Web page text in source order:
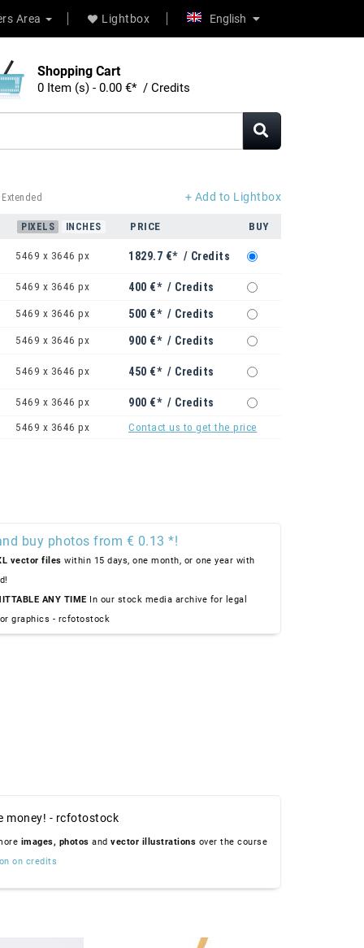
Area Lightbox English
Shopping Cart
0 Item (s) - 0.00 €* / Credits
+ Add to Lightbox
PIXELS INCHES PRICE BUY
5469 x 3646 px 1829.7 €* / Credits
5469 x 3646 px 400 €* / Credits
5469 x 3646 px 500 €* / Credits
5469 x 3646 px 900 €* / Credits
5469 x 3646 px 450 €* / Credits
5469 x 3646 px 900 €* / Credits
5469 x 3646 px Contact us to get the price
buy photos from € 0.13 *!
vector files within 15 days, one month, or one year with
ANY TIME In our stock media archive for legal
graphics - rcfotostock
money! - rcfotostock
images, photos and vector illustrations over the course
on credits